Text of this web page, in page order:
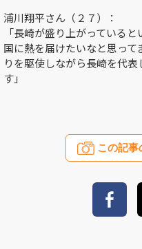
浦川翔平さん（２７）：
「長崎が盛り上がっている
国に熱を届けたいなと思っ
りを駆使しながら長崎を代
す」
この記事